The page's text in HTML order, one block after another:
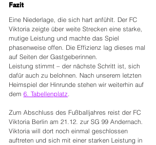
Fazit
Eine Niederlage, die sich hart anfühlt. Der FC
Viktoria zeigte über weite Strecken eine starke,
mutige Leistung und machte das Spiel
phasenweise offen. Die Effizienz lag dieses mal
auf Seiten der Gastgeberinnen.
Leistung stimmt – der nächste Schritt ist, sich
dafür auch zu belohnen. Nach unserem letzten
Heimspiel der Hinrunde stehen wir weiterhin auf
dem 6. Tabellenplatz.
Zum Abschluss des Fußballjahres reist der FC
Viktoria Berlin am 21.12. zur SG 99 Andernach.
Viktoria will dort noch einmal geschlossen
auftreten und sich mit einer starken Leistung in